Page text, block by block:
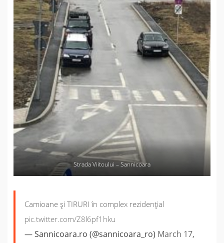
Strada Viitoului – Sannicoara
Camioane și TIRURI în complex rezidențial
pic.twitter.com/Z8l6pf1hku
— Sannicoara.ro (@sannicoara_ro) March 17,